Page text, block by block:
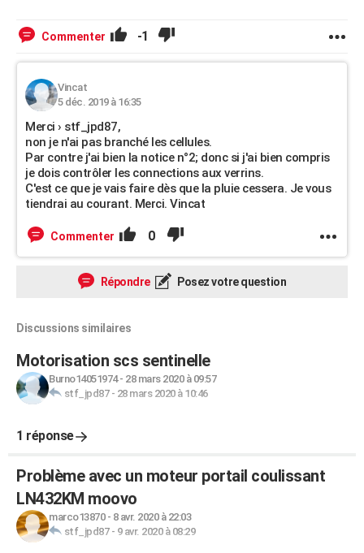
Commenter -1
Vincat
5 déc. 2019 à 16:35
Merci › stf_jpd87,
non je n'ai pas branché les cellules.
Par contre j'ai bien la notice n°2; donc si j'ai bien compris
je dois contrôler les connections aux verrins.
C'est ce que je vais faire dès que la pluie cessera. Je vous
tiendrai au courant. Merci. Vincat
Commenter 0
Répondre Posez votre question
Discussions similaires
Motorisation scs sentinelle
Burno14051974- 28 mars 2020 à 09:57
stf_jpd87- 28 mars 2020 à 10:46
1 réponse
Problème avec un moteur portail coulissant
LN432KM moovo
marco13870- 8 avr. 2020 à 22:03
stf_jpd87- 9 avr. 2020 à 08:29